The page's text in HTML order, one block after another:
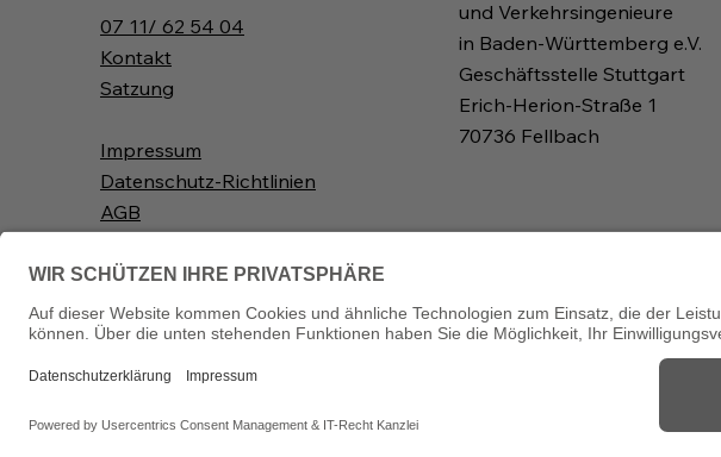
07 11/ 62 54 04
Kontakt
Satzung
Impressum
Datenschutz-Richtlinien
AGB
Downloads
und Verkehrsingenieure
in Baden-Württemberg e.V.
Geschäftsstelle Stuttgart
Erich-Herion-Straße 1
70736 Fellbach
Diese Website wurde erstellt durch: